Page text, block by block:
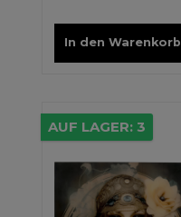
In den Warenkorb
AUF LAGER: 3